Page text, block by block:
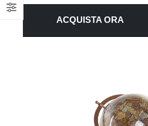
ACQUISTA ORA